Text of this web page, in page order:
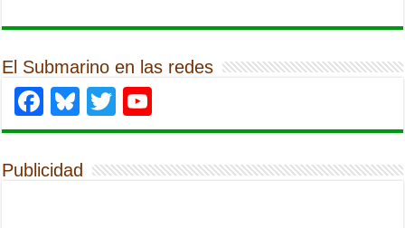
El Submarino en las redes
Facebook
Bluesky
Twitter
Publicidad